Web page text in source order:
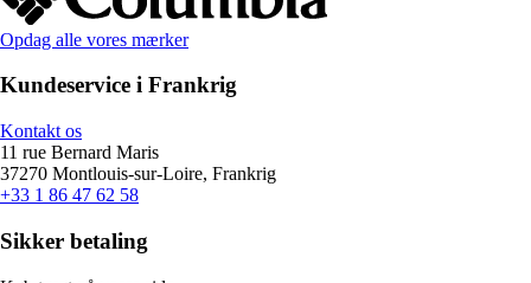
Opdag alle vores mærker
Kundeservice i Frankrig
Kontakt os
11 rue Bernard Maris
37270 Montlouis-sur-Loire, Frankrig
+33 1 86 47 62 58
Sikker betaling